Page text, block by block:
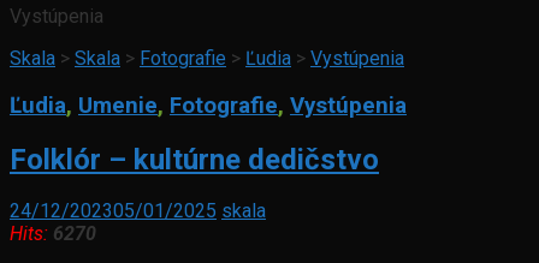
Vystúpenia
Skala > Skala > Fotografie > Ľudia > Vystúpenia
Ľudia, Umenie, Fotografie, Vystúpenia
Folklór – kultúrne dedičstvo
24/12/202305/01/2025 skala
Hits: 6270